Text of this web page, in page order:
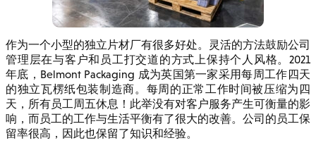
作为一个小型的独立片材厂有很多好处。灵活的方法鼓励公司
管理层在与客户和员工打交道的方式上保持个人风格。2021
年底，Belmont Packaging 成为英国第一家采用每周工作四天
的独立瓦楞纸包装制造商。每周的正常工作时间被压缩为四
天，所有员工周五休息！此举没有对客户服务产生可衡量的影
响，而员工的工作与生活平衡有了很大的改善。公司的员工保
留率很高，因此也保留了知识和经验。